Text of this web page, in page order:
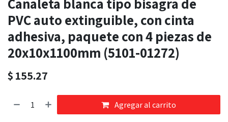
PVC auto extinguible, con cinta
adhesiva, paquete con 4 piezas de
20x10x1100mm (5101-01272)
$ 155.27
Agregar al carrito